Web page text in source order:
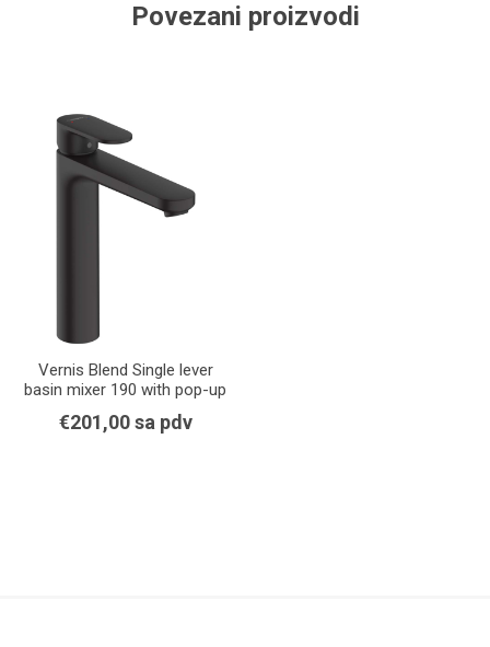
Povezani proizvodi
Vernis Blend Single lever
basin mixer 190 with pop-up
€201,00 sa pdv